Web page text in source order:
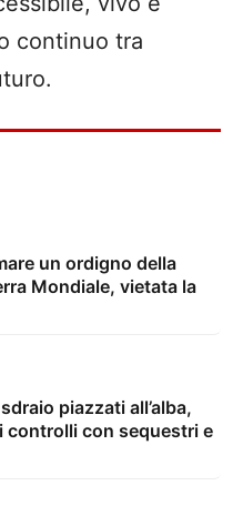
continuo tra
un ordigno della
Mondiale, vietata la
piazzati all’alba,
controlli con sequestri e